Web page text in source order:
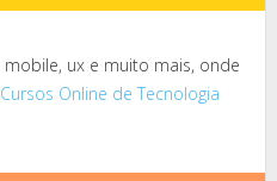
ux e muito mais, onde
Online de Tecnologia